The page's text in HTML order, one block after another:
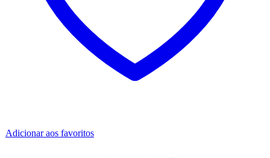
Adicionar aos favoritos